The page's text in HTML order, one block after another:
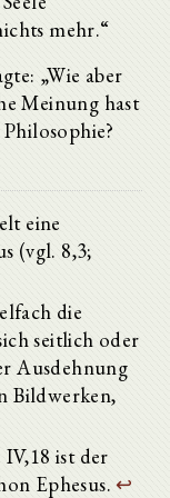
mehr.“
„Wie aber
Meinung hast
eine
(vgl. 8,3;
die
seitlich oder
Ausdehnung
Bildwerken,
IV,18 ist der
Ephesus.↩